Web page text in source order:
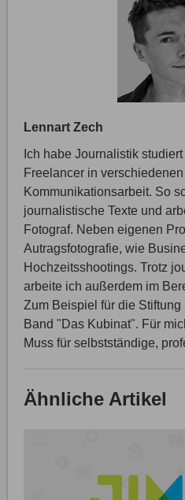
Lennart Zech
Ich habe Journalistik
Freelancer in
Kommunikationsarbeit. So
journalistische Texte und
Fotograf. Neben eigenen
Autragsfotografie, wie
Hochzeitsshootings. Trotz
arbeite ich außerdem im
Zum Beispiel für die
Band "Das Kubinat". Für
Muss für selbstständige,
Ähnliche Artikel